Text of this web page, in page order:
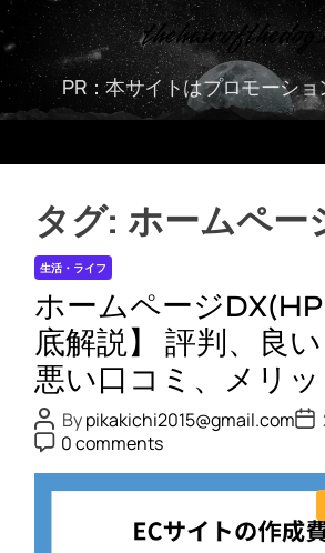
S
k
t
c
PR：本サイトはプロモーシ
タグ: ホームペー
生活・ライフ
ホームページDX(HPDX)
底解説】 評判、良い 口コミ、
悪い口コミ、メリッ
リット!!
P
o
s
t
Bypikakichi2015@gmail.comP
o
t
D
t
e
P
o
s
0 comments